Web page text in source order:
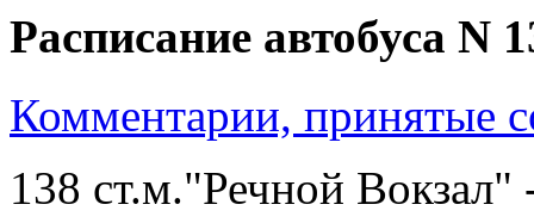
Расписание автобуса N
Комментарии, принятые
138 ст.м."Речной Вокзал"